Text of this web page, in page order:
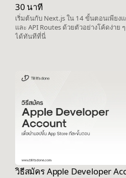
30 นาที
เริ่มต้นกับ Next.js ใน 14 ขั้นตอนเพียง
และ API Routes ด้วยตัวอย่างโค้ดง่าย
ได้ทันทีที่นี่
วิธีสมัคร Apple Developer